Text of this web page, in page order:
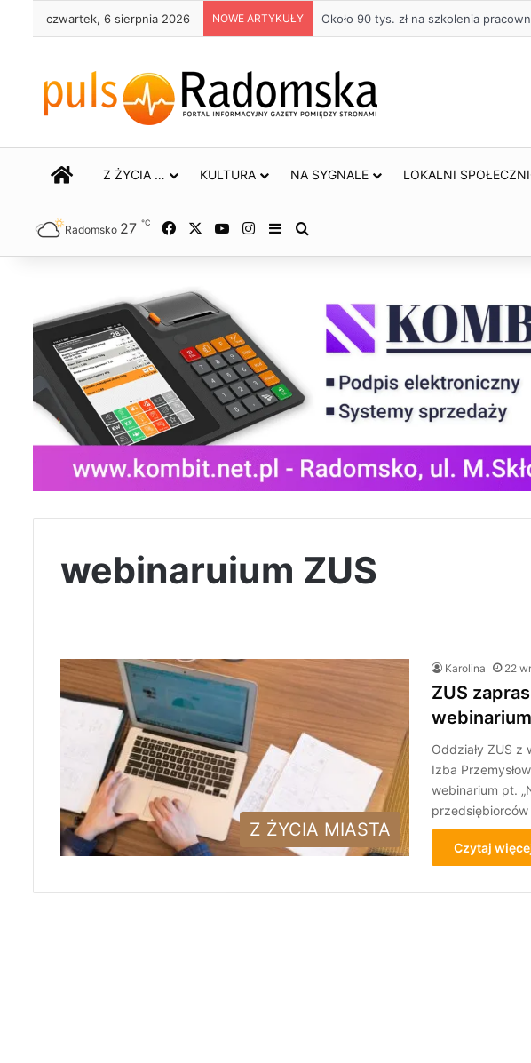
czwartek, 6 sierpnia 2026 NOWE ARTYKUŁY Około 90 tys. zł na szkolenia
STRONA GŁÓWNA
Z ŻYCIA … KULTURA NA SYGNALE LOKALNI
Radomsko 27 ℃ Facebook YouTubeInstagram
Sidebar
webinaruium ZUS
Z ŻYCIA MIASTA
Karolina 22
ZUS
webinarium
Oddziały ZUS z
Izba
webinarium pt.
Czytaj